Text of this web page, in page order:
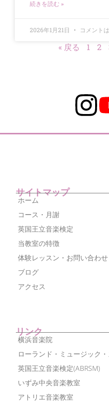
続きを読む »
2026年1月21日 コメント
« 戻る 1 2
サイトマップ
ホーム
コース・月謝
英国王立音楽検定
当教室の特徴
体験レッスン・お問い合わせ
ブログ
アクセス
リンク
横浜音楽院
ローランド・ミュージック
英国王立音楽検定(ABRSM)
いずみ中央音楽教室
アトリエ音楽教室